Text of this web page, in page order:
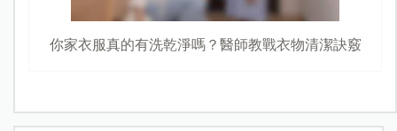
你家衣服真的有洗乾淨嗎？醫師教戰衣物清潔訣竅